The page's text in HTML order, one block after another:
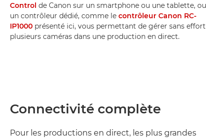
Control de Canon sur un smartphone ou une tablette, ou
un contrôleur dédié, comme le contrôleur Canon RC-
IP1000 présenté ici, vous permettant de gérer sans effort
plusieurs caméras dans une production en direct.
Connectivité complète
Pour les productions en direct, les plus grandes